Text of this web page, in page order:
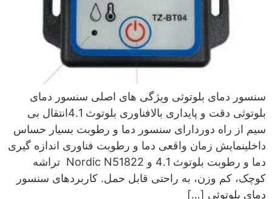
سنسور دمای بلوتوثی ویژگی های اصلی سنسور دمای
بلوتوثی دقت و پایداری بالافناوری بلوتوث 4.1انتقال بی
سیم از راه دوردارای سنسور دما و رطوبت بسیار حساس
داخلینمایش زمان واقعی دما و رطوبت فناوری اندازه گیری
دما و رطوبت بلوتوث 4.1 و Nordic N51822 تراشه
کوچک، کم وزن، به راحتی قابل حمل. کاربردهای سنسور
دمای بلوتوثی […]